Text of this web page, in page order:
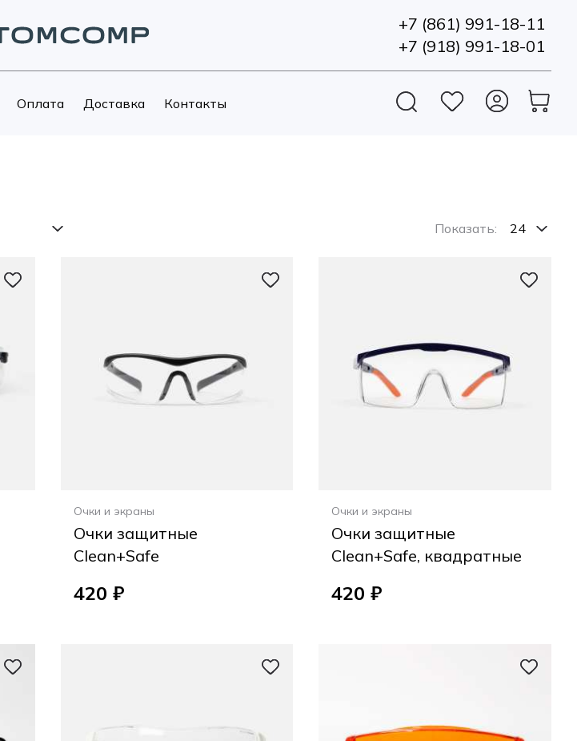
+7 (861) 991-18-11
+7 (918) 991-18-01
Оплата Доставка Контакты
Показать:
Очки и экраны
Очки защитные
Clean+Safe
420 ₽
Очки и экраны
Очки защитные
Clean+Safe, квадратные
420 ₽